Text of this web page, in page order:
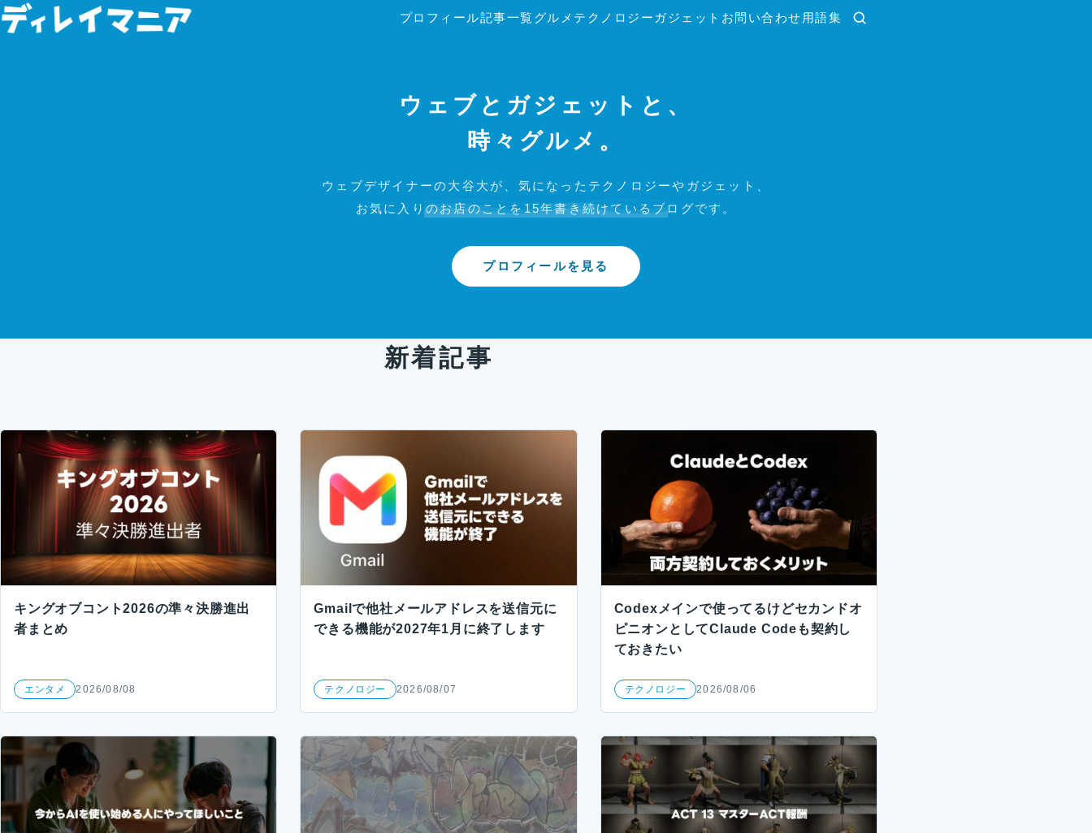
コンテンツへスキップ
検索
プロフィール記事一覧グルメ テクノロジー ガジェット お問い合わせ 用語集
ウェブとガジェットと、
時々グルメ。
ウェブデザイナーの大谷大が、気になったテクノロジーやガジェット、
お気に入りのお店のことを15年書き続けているブログです。
プロフィールを見る
新着記事
キングオブコント2026の準々決勝進出
者まとめ
エンタメ 2026/08/08
Gmailで他社メールアドレスを送信元に
できる機能が2027年1月に終了します
テクノロジー 2026/08/07
Codexメインで使ってるけどセカンドオ
ピニオンとしてClaude Codeも契約し
ておきたい
テクノロジー 2026/08/06